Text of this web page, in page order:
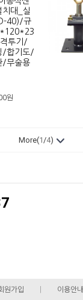
치대_실
40)/규
투기/
/합기도/
/무술용
원
More(1/4)
원가입 이용안내